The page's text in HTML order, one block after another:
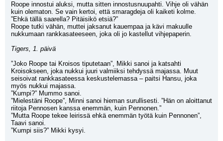
Roope innostui aluksi, mutta sitten innostusnuupahti. Vihje oli vähän
kuin olematon. Se vain kertoi, että smaragdeja oli kaiketi kolme.
”Ehkä tällä saarella? Pitäisikö etsiä?”
Roope tutki vähän, muttei jaksanut kauempaa ja kävi makuulle
nukkumaan rankkasateeseen, joka oli jo kastellut vihjepaperin.
Tigers, 1. päivä
”Joko Roope tai Kroisos tiputetaan”, Mikki sanoi ja katsahti
Kroisokseen, joka nukkui juuri valmiiksi tehdyssä majassa. Muut
seisoivat rankkasateessa keskustelemassa – paitsi Hansu, joka
myös nukkui majassa.
”Kumpi?” Mummo sanoi.
”Mielestäni Roope”, Minni sanoi hieman surullisesti. ”Hän on aloittanut
riitoja Pennosen kanssa enemmän, kuin Pennonen.”
”Mutta Roope tekee leirissä ehkä enemmän työtä kuin Pennonen”,
Taavi sanoi.
”Kumpi siis?” Mikki kysyi.